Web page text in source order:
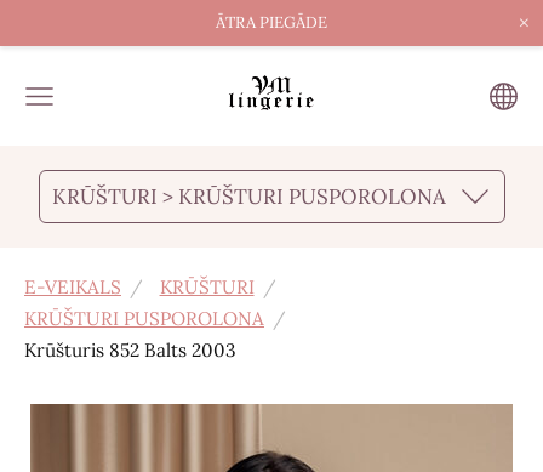
ĀTRA PIEGĀDE ×
KRŪŠTURI > KRŪŠTURI PUSPOROLONA
E-VEIKALS
KRŪŠTURI
KRŪŠTURI PUSPOROLONA
Krūšturis 852 Balts 2003